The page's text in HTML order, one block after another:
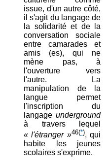
issue, d'un autre côté,
il s'agit du langage de
la solidarité et de la
conversation sociale
entre camarades et
amis (es), qui ne
mène pas, à
l'ouverture vers
l'autre. La
manipulation de la
langue permet
l'inscription du
langage underground
à travers lequel
« l'étranger »46(*), qui
habite les jeunes
scolaires s'exprime.